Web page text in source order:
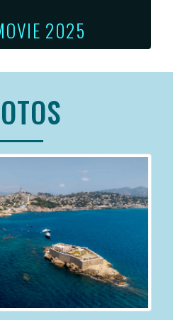
2025